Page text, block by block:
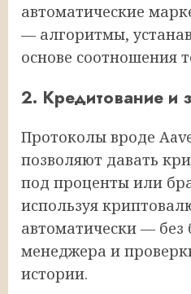
автоматические
— алгоритмы,
основе соотношения
2. Кредитование и
Протоколы вроде
позволяют давать
под проценты или
используя
автоматически — без
менеджера и
истории.